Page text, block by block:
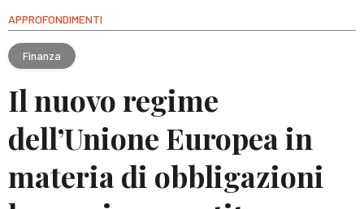
APPROFONDIMENTI
Finanza
Il nuovo regime
dell’Unione Europea in
materia di obbligazioni